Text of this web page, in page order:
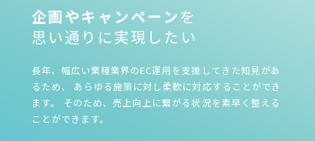
企画やキャンペーン を
思い通りに実現したい
長年、幅広い業種業界のEC運用を支援してきた知見があ
るため、
あらゆる施策に対し柔軟に対応することができ
ます。
そのため、売上向上に繋がる状況を素早く整える
ことができます。